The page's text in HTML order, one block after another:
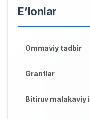
E’lonlar
Ommaviy tadbir
Grantlar
Bitiruv malakaviy